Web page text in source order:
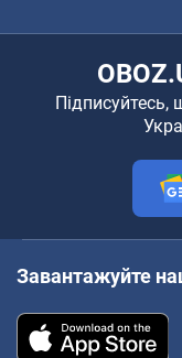
Підписуйтесь,
Завантажуйте